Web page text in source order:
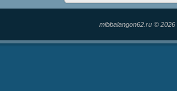
mibbalangon62.ru ©